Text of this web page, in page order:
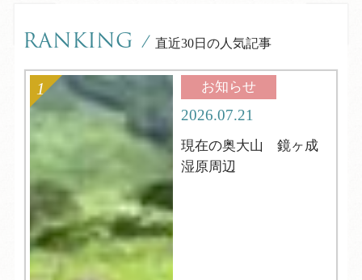
RANKING / 直近30日の人気記事
お知らせ
2026.07.21
現在の奥大山 鏡ヶ成
湿原周辺